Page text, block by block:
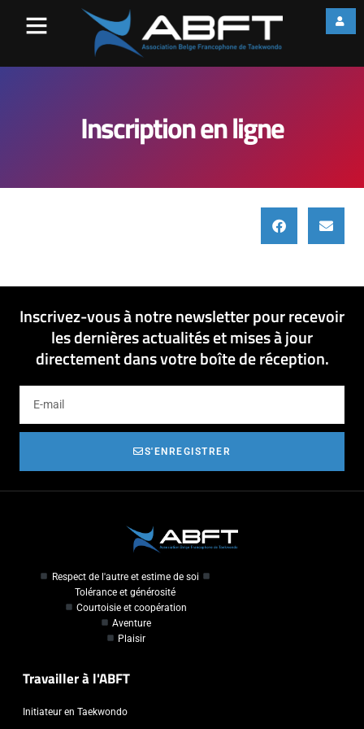
Inscription en ligne
Inscrivez-vous à notre newsletter pour recevoir
les dernières actualités et mises à jour
directement dans votre boîte de réception.
S'ENREGISTRER
Respect de l'autre et estime de soi
Tolérance et générosité
Courtoisie et coopération
Aventure
Plaisir
Travailler à l'ABFT
Initiateur en Taekwondo